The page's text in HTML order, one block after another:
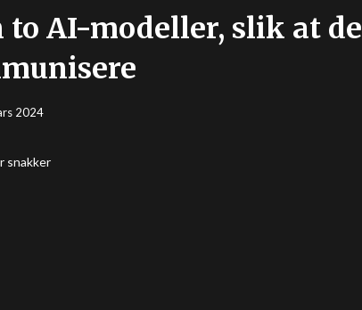
to AI-modeller, slik at de
2024